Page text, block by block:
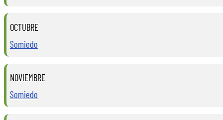
OCTUBRE
Somiedo
NOVIEMBRE
Somiedo